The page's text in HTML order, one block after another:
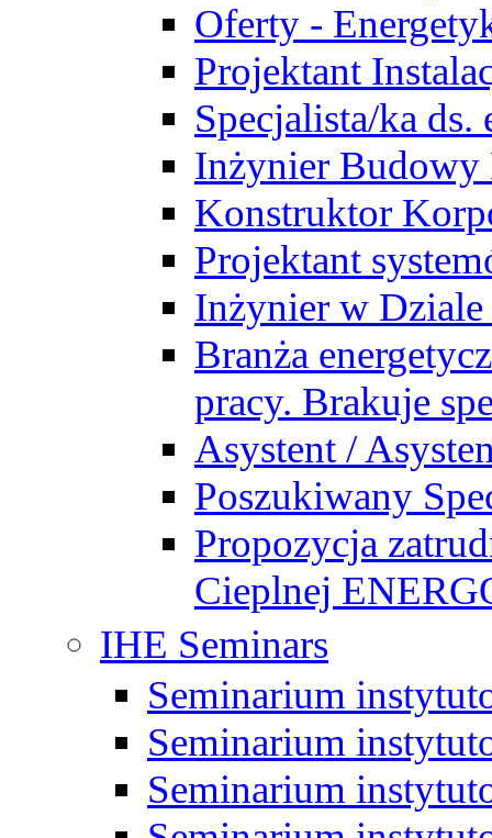
Oferty -
Projektant
Specjalista/ka
Inżynier
Konstruktor
Projektant
Inżynier w
Branża
pracy. Brakuje
Asystent /
Poszukiwany
Propozycja
Cieplnej
IHE Seminars
Seminarium
Seminarium
Seminarium